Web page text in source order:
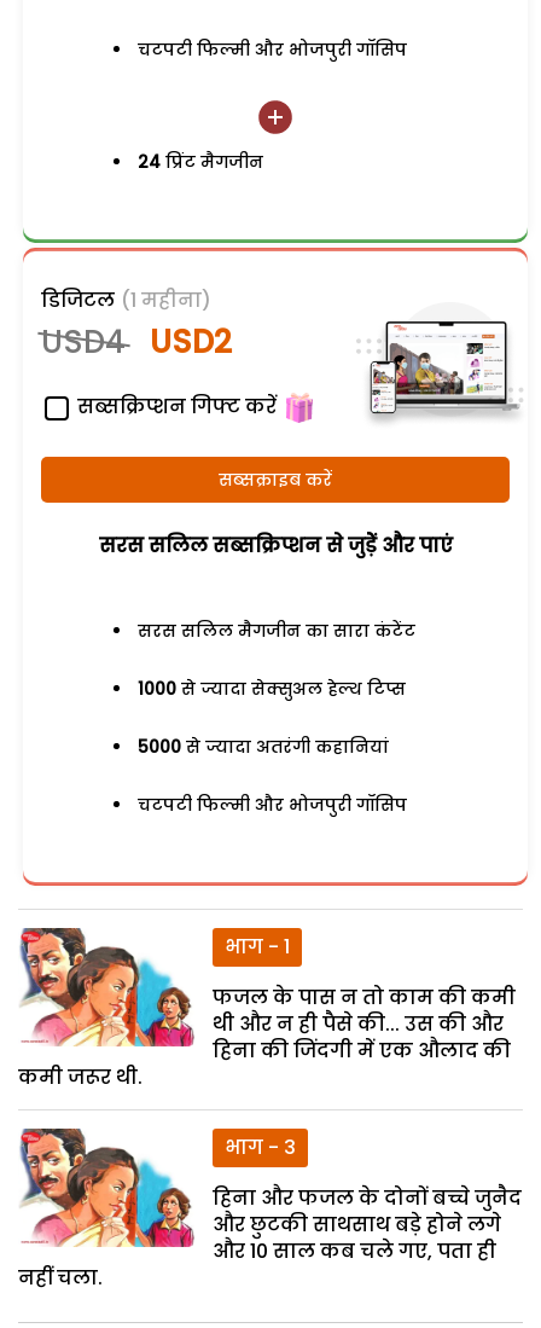
चटपटी फिल्मी और भोजपुरी गॉसिप
24 प्रिंट मैगजीन
डिजिटल (1 महीना)
USD4 USD2
सब्सक्रिप्शन गिफ्ट करें
सब्सक्राइब करें
सरस सलिल सब्सक्रिप्शन से जुड़ेें और पाएं
सरस सलिल मैगजीन का सारा कंटेंट
1000 से ज्यादा सेक्सुअल हेल्थ टिप्स
5000 से ज्यादा अतरंगी कहानियां
चटपटी फिल्मी और भोजपुरी गॉसिप
भाग - 1
फजल के पास न तो काम की कमी
थी और न ही पैसे की... उस की और
हिना की जिंदगी में एक औलाद की
कमी जरूर थी.
भाग - 3
हिना और फजल के दोनों बच्चे जुनैद
और छुटकी साथसाथ बड़े होने लगे
और 10 साल कब चले गए, पता ही
नहीं चला.